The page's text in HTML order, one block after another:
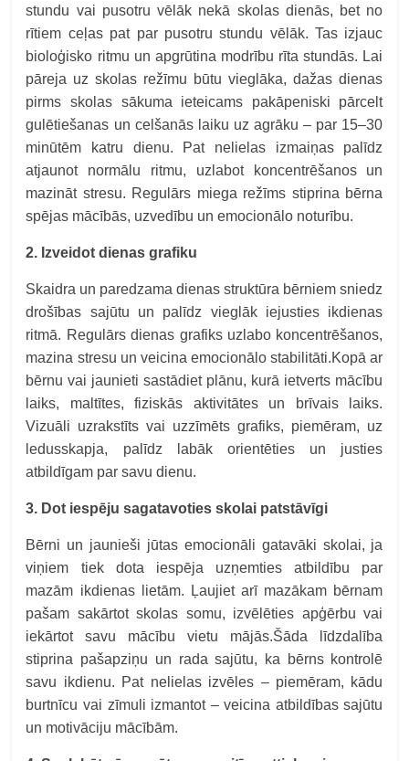
stundu vai pusotru vēlāk nekā skolas dienās, bet no
rītiem ceļas pat par pusotru stundu vēlāk. Tas izjauc
bioloģisko ritmu un apgrūtina modrību rīta stundās. Lai
pāreja uz skolas režīmu būtu vieglāka, dažas dienas
pirms skolas sākuma ieteicams pakāpeniski pārcelt
gulētiešanas un celšanās laiku uz agrāku – par 15–30
minūtēm katru dienu. Pat nelielas izmaiņas palīdz
atjaunot normālu ritmu, uzlabot koncentrēšanos un
mazināt stresu. Regulārs miega režīms stiprina bērna
spējas mācībās, uzvedību un emocionālo noturību.
2. Izveidot dienas grafiku
Skaidra un paredzama dienas struktūra bērniem sniedz
drošības sajūtu un palīdz vieglāk iejusties ikdienas
ritmā. Regulārs dienas grafiks uzlabo koncentrēšanos,
mazina stresu un veicina emocionālo stabilitāti.Kopā ar
bērnu vai jaunieti sastādiet plānu, kurā ietverts mācību
laiks, maltītes, fiziskās aktivitātes un brīvais laiks.
Vizuāli uzrakstīts vai uzzīmēts grafiks, piemēram, uz
ledusskapja, palīdz labāk orientēties un justies
atbildīgam par savu dienu.
3. Dot iespēju sagatavoties skolai patstāvīgi
Bērni un jaunieši jūtas emocionāli gatavāki skolai, ja
viņiem tiek dota iespēja uzņemties atbildību par
mazām ikdienas lietām. Ļaujiet arī mazākam bērnam
pašam sakārtot skolas somu, izvēlēties apģērbu vai
iekārtot savu mācību vietu mājās.Šāda līdzdalība
stiprina pašapziņu un rada sajūtu, ka bērns kontrolē
savu ikdienu. Pat nelielas izvēles – piemēram, kādu
burtnīcu vai zīmuli izmantot – veicina atbildības sajūtu
un motivāciju mācībām.